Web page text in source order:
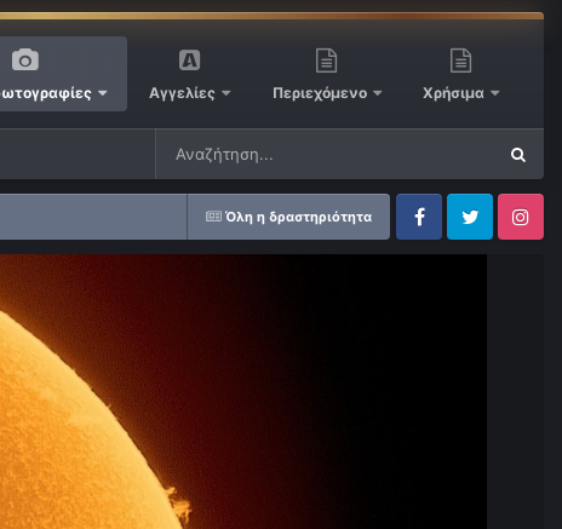
Αγγελίες Περιεχόμενο Χρήσιμα
Όλη η δραστηριότητα
FacebookTwitter Instagram